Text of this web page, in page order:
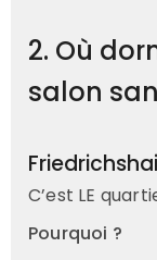
2. Où
salon
C’est LE
Pourquoi ?